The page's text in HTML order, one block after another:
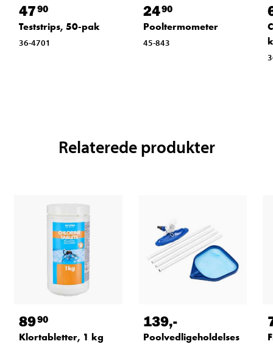
4790
Teststrips, 50-pak
36-4701
2490
Pooltermometer
45-843
Relaterede produkter
8990
Klortabletter, 1 kg
139,-
Poolvedligeholdelses